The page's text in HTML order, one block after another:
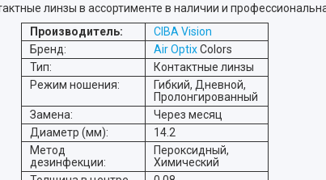
линзы в ассортименте в наличии и
Производитель:
CIBA Vision
Бренд:
Air OptixColors
Тип:
Контактные линзы
Режим ношения:
Гибкий, Дневной,
Пролонгированный
Замена:
Через месяц
Диаметр (мм):
14.2
Метод
дезинфекции:
Пероксидный,
Химический